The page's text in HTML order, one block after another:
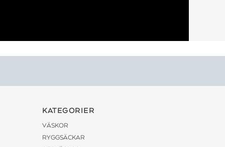
KATEGORIER
VÄSKOR
RYGGSÄCKAR